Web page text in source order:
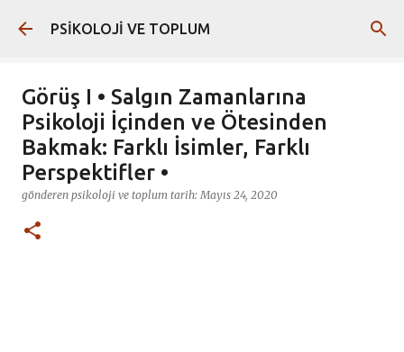
Ana içeriğe atla
PSİKOLOJİ VE TOPLUM
Görüş I • Salgın Zamanlarına
Psikoloji İçinden ve Ötesinden
Bakmak: Farklı İsimler, Farklı
Perspektifler •
gönderen psikoloji ve toplum tarih:Mayıs 24, 2020